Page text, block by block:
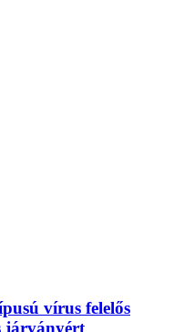
vírus felelős
járványért